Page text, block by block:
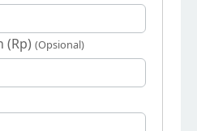
(Rp) (Opsional)